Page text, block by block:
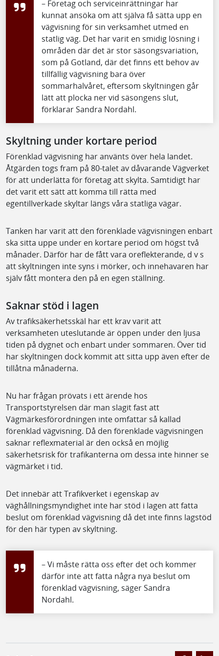
– Företag och serviceinrättningar har
kunnat ansöka om att själva få sätta upp en
vägvisning för sin verksamhet utmed en
statlig väg. Det har varit en smidig lösning i
områden där det är stor säsongsvariation,
som på Gotland, där det finns ett behov av
tillfällig vägvisning bara över
sommarhalvåret, eftersom skyltningen går
lätt att plocka ner vid säsongens slut,
förklarar Sandra Nordahl.
Skyltning under kortare period
Förenklad vägvisning har använts över hela landet.
Åtgärden togs fram på 80-talet av dåvarande Vägverket
för att underlätta för företag att skylta. Samtidigt har
det varit ett sätt att komma till rätta med
egentillverkade skyltar längs våra statliga vägar.
Tanken har varit att den förenklade vägvisningen enbart
ska sitta uppe under en kortare period om högst två
månader. Därför har de fått vara oreflekterande, d v s
att skyltningen inte syns i mörker, och innehavaren har
själv fått montera den på en egen ställning.
Saknar stöd i lagen
Av trafiksäkerhetsskäl har ett krav varit att
verksamheten uteslutande är öppen under den ljusa
tiden på dygnet och enbart under sommaren. Över tid
har skyltningen dock kommit att sitta upp även efter de
tillåtna månaderna.
Nu har frågan prövats i ett ärende hos
Transportstyrelsen där man slagit fast att
Vägmärkesförordningen inte omfattar så kallad
förenklad vägvisning. Då den förenklade vägvisningen
saknar reflexmaterial är den också en möjlig
säkerhetsrisk för trafikanterna om dessa inte hinner se
vägmärket i tid.
Det innebär att Trafikverket i egenskap av
väghållningsmyndighet inte har stöd i lagen att fatta
beslut om förenklad vägvisning då det inte finns lagstöd
för den här typen av skyltning.
– Vi måste rätta oss efter det och kommer
därför inte att fatta några nya beslut om
förenklad vägvisning, säger Sandra
Nordahl.